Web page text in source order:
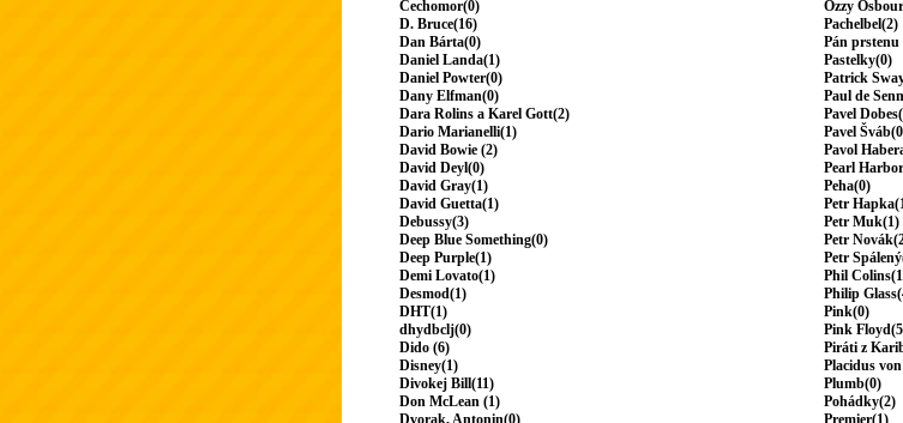
Čechomor(0)
D. Bruce(16)
Dan Bárta(0)
Daniel Landa(1)
Daniel Powter(0)
Dany Elfman(0)
Dara Rolins a Karel Gott(2)
Dario Marianelli(1)
David Bowie (2)
David Deyl(0)
David Gray(1)
David Guetta(1)
Debussy(3)
Deep Blue Something(0)
Deep Purple(1)
Demi Lovato(1)
Desmod(1)
DHT(1)
dhydbclj(0)
Dido (6)
Disney(1)
Divokej Bill(11)
Don McLean (1)
Dvorak, Antonin(0)
Ozzy
Pachelbel(2)
Pán
Pastelky(0)
Patrick
Paul de
Pavel
Pavel
Pavol
Pearl
Peha(0)
Petr
Petr Muk(1)
Petr
Petr
Phil
Philip
Pink(0)
Pink
Piráti z
Placidus
Plumb(0)
Pohádky(2)
Premier(1)